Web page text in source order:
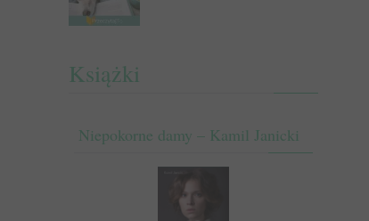
Książki
Niepokorne damy – Kamil Janicki